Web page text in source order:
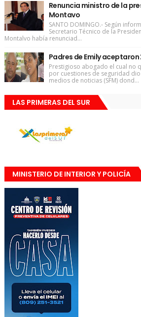
Renuncia ministro de la
Montavo
SANTO DOMINGO.- Según
Secretario Técnico de la
Montalvo había renunciad...
Padres de Emily
Prestigioso abogado el cual no
por cuestiones de seguridad
medios de noticias (SFM) dond...
LAS PRIMERAS DEL SUR
MINISTERIO DE INTERIOR Y POLICÍA